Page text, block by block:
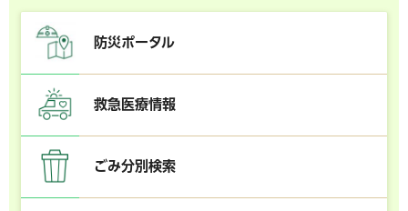
防災ポータル
救急医療情報
ごみ分別検索